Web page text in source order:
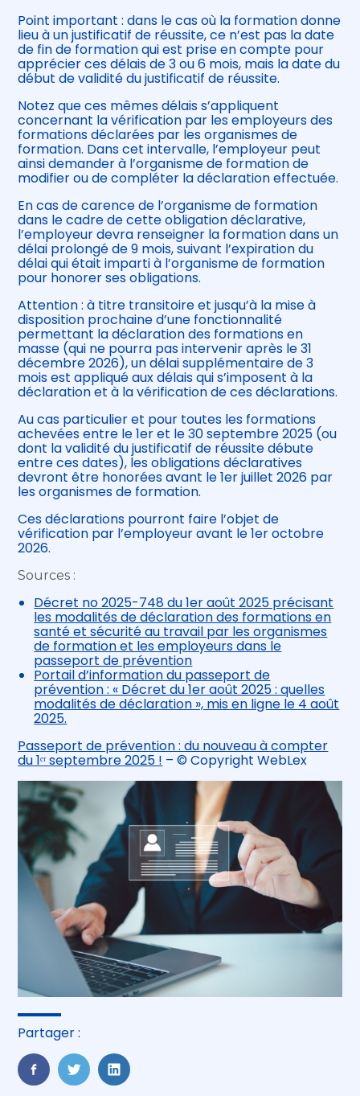
Point important : dans le cas où la formation donne
lieu à un justificatif de réussite, ce n’est pas la date
de fin de formation qui est prise en compte pour
apprécier ces délais de 3 ou 6 mois, mais la date du
début de validité du justificatif de réussite.
Notez que ces mêmes délais s’appliquent
concernant la vérification par les employeurs des
formations déclarées par les organismes de
formation. Dans cet intervalle, l’employeur peut
ainsi demander à l’organisme de formation de
modifier ou de compléter la déclaration effectuée.
En cas de carence de l’organisme de formation
dans le cadre de cette obligation déclarative,
l’employeur devra renseigner la formation dans un
délai prolongé de 9 mois, suivant l’expiration du
délai qui était imparti à l’organisme de formation
pour honorer ses obligations.
Attention : à titre transitoire et jusqu’à la mise à
disposition prochaine d’une fonctionnalité
permettant la déclaration des formations en
masse (qui ne pourra pas intervenir après le 31
décembre 2026), un délai supplémentaire de 3
mois est appliqué aux délais qui s’imposent à la
déclaration et à la vérification de ces déclarations.
Au cas particulier et pour toutes les formations
achevées entre le 1er et le 30 septembre 2025 (ou
dont la validité du justificatif de réussite débute
entre ces dates), les obligations déclaratives
devront être honorées avant le 1er juillet 2026 par
les organismes de formation.
Ces déclarations pourront faire l’objet de
vérification par l’employeur avant le 1er octobre
2026.
Sources :
Décret no 2025-748 du 1er août 2025 précisant
les modalités de déclaration des formations en
santé et sécurité au travail par les organismes
de formation et les employeurs dans le
passeport de prévention
Portail d’information du passeport de
prévention : « Décret du 1er août 2025 : quelles
modalités de déclaration », mis en ligne le 4 août
2025.
Passeport de prévention : du nouveau à compter
du 1ᵉʳ septembre 2025 ! – © Copyright WebLex
Partager :
FaceBook
TwitterLinkedIn